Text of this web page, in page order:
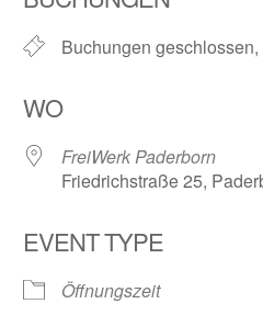
Buchungen
WO
FreiWerk Paderborn
Friedrichstraße 25,
EVENT TYPE
Öffnungszeit